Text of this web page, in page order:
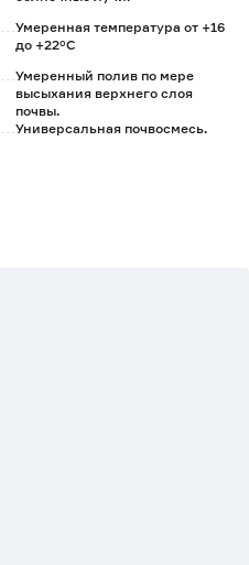
Умеренная температура от +16
до +22°C
Умеренный полив по мере
высыхания верхнего слоя
почвы.
Универсальная почвосмесь.